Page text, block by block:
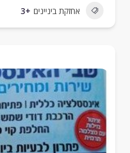
אחזקת ביניינים +3